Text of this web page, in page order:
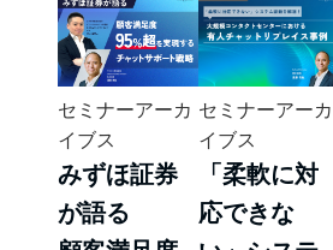
セミナーアーカ
イブス
みずほ証券
が語る
セミナーアーカ
イブス
「柔軟に対
応できな